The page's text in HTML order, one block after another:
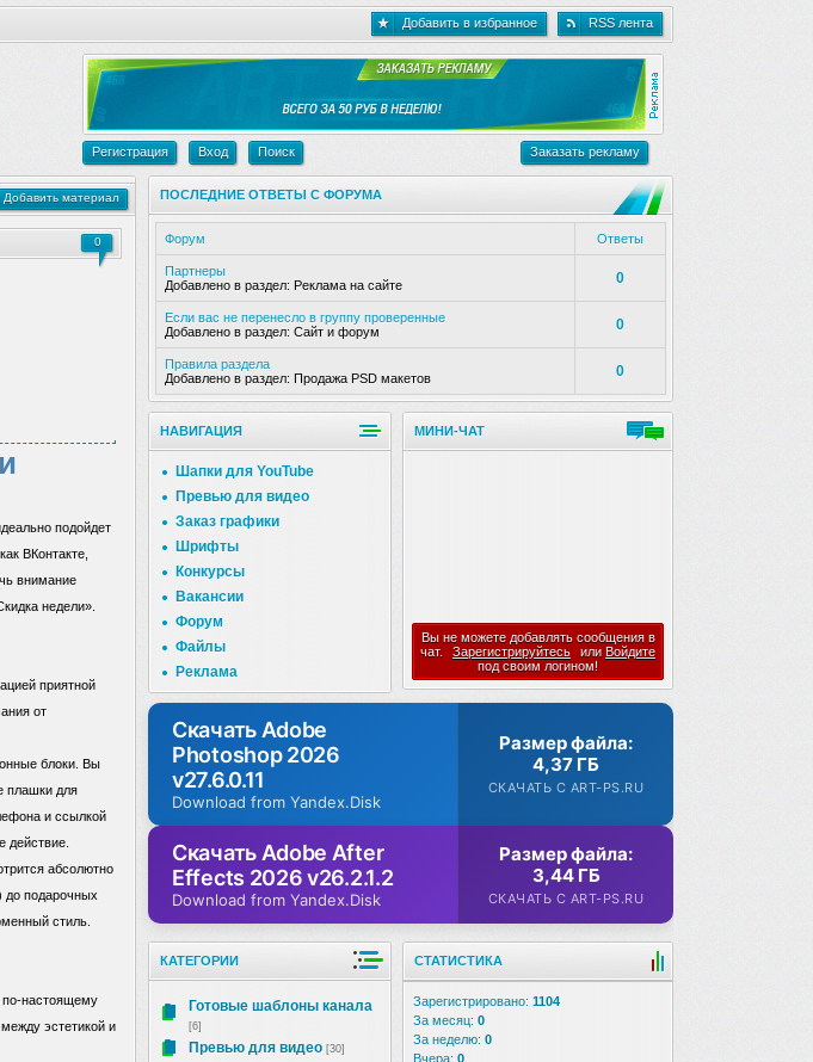
Добавить в избранное RSS лента
Регистрация Вход Поиск Заказать рекламу
Добавить материал
0
подойдет
ВКонтакте,
внимание
недели».
приятной
от
блоки. Вы
плашки для
и ссылкой
действие.
абсолютно
до подарочных
стиль.
по-настоящему
эстетикой и
ПОСЛЕДНИЕ ОТВЕТЫ С ФОРУМА
Форум Ответы
Партнеры
Добавлено в раздел: Реклама на сайте 0
Если вас не перенесло в группу проверенные
Добавлено в раздел: Сайт и форум 0
Правила раздела
Добавлено в раздел: Продажа PSD макетов 0
НАВИГАЦИЯ
Шапки для YouTube
Превью для видео
Заказ графики
Шрифты
Конкурсы
Вакансии
Форум
Файлы
Реклама
МИНИ-ЧАТ
Вы не можете добавлять сообщения в
чат.
Зарегистрируйтесь или Войдите
под своим логином!
Скачать Adobe
Photoshop 2026
v27.6.0.11
Download from Yandex.Disk
Размер файла:
4,37 ГБ
СКАЧАТЬ С ART-PS.RU
Скачать Adobe After
Effects 2026 v26.2.1.2
Download from Yandex.Disk
Размер файла:
3,44 ГБ
СКАЧАТЬ С ART-PS.RU
КАТЕГОРИИ
Готовые шаблоны канала
[6]
Превью для видео [30]
СТАТИСТИКА
Зарегистрировано: 1104
За месяц: 0
За неделю: 0
Вчера: 0